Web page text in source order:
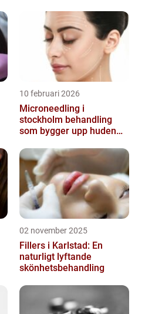
10 februari 2026
Microneedling i
stockholm behandling
som bygger upp huden
02 november 2025
Fillers i Karlstad: En
naturligt lyftande
skönhetsbehandling